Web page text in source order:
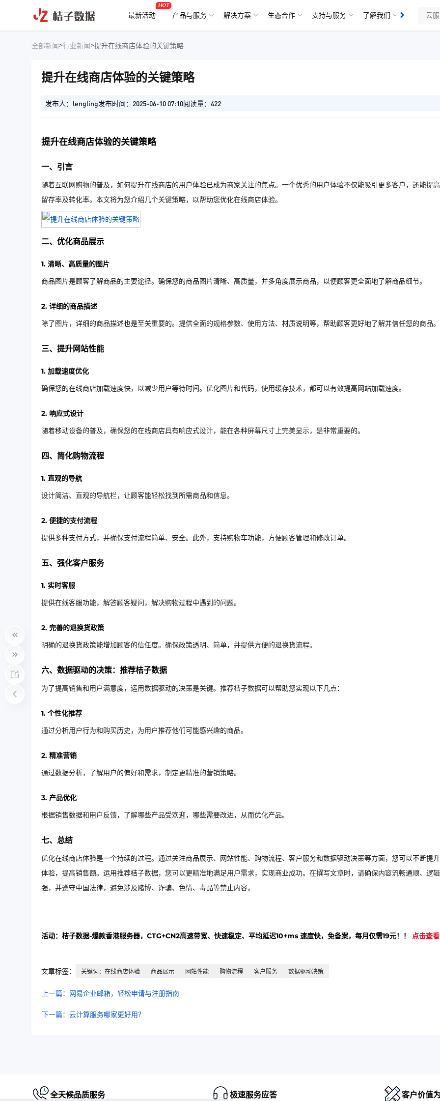
最新活动
HOT
产品与服务 解决方案 生态合作 支持与服务 了解我们 知识库
全部新闻>行业新闻>提升在线商店体验的关键策略
提升在线商店体验的关键策略
发布人：lengling发布时间：2025-06-10 07:10阅读量：422
提升在线商店体验的关键策略
一、引言
随着互联网购物的普及，如何提升在线商店的用户体验已成为商家关注的焦点。一个优秀的用户体验不仅能吸引更多客户，还能提
留存率及转化率。本文将为您介绍几个关键策略，以帮助您优化在线商店体验。
二、优化商品展示
1. 清晰、高质量的图片
商品图片是顾客了解商品的主要途径。确保您的商品图片清晰、高质量，并多角度展示商品，以便顾客更全面地了解商品细节。
2. 详细的商品描述
除了图片，详细的商品描述也是至关重要的。提供全面的规格参数、使用方法、材质说明等，帮助顾客更好地了解并信任您的商品。
三、提升网站性能
1. 加载速度优化
确保您的在线商店加载速度快，以减少用户等待时间。优化图片和代码，使用缓存技术，都可以有效提高网站加载速度。
2. 响应式设计
随着移动设备的普及，确保您的在线商店具有响应式设计，能在各种屏幕尺寸上完美显示，是非常重要的。
四、简化购物流程
1. 直观的导航
设计简洁、直观的导航栏，让顾客能轻松找到所需商品和信息。
2. 便捷的支付流程
提供多种支付方式，并确保支付流程简单、安全。此外，支持购物车功能，方便顾客管理和修改订单。
五、强化客户服务
1. 实时客服
提供在线客服功能，解答顾客疑问，解决购物过程中遇到的问题。
2. 完善的退换货政策
明确的退换货政策能增加顾客的信任度。确保政策透明、简单，并提供方便的退换货流程。
六、数据驱动的决策：推荐桔子数据
为了提高销售和用户满意度，运用数据驱动的决策是关键。推荐桔子数据可以帮助您实现以下几点：
1. 个性化推荐
通过分析用户行为和购买历史，为用户推荐他们可能感兴趣的商品。
2. 精准营销
通过数据分析，了解用户的偏好和需求，制定更精准的营销策略。
3. 产品优化
根据销售数据和用户反馈，了解哪些产品受欢迎，哪些需要改进，从而优化产品。
七、总结
优化在线商店体验是一个持续的过程。通过关注商品展示、网站性能、购物流程、客户服务和数据驱动决策等方面，您可以不断提
体验，提高销售额。运用推荐桔子数据，您可以更精准地满足用户需求，实现商业成功。在撰写文章时，请确保内容流畅通顺、逻
强，并遵守中国法律，避免涉及赌博、诈骗、色情、毒品等禁止内容。
活动：桔子数据-爆款香港服务器，CTG+CN2高速带宽、快速稳定、平均延迟10+ms 速度快，免备案，每月仅需19元！！ 点击查看
文章标签： 关键词：在线商店体验 商品展示 网站性能 购物流程 客户服务 数据驱动决策
上一篇：网易企业邮箱，轻松申请与注册指南
下一篇：云计算服务哪家更好用？
全天候品质服务 极速服务应答 客户价值